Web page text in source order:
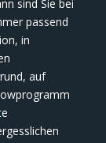
sind Sie bei
passend
in
auf